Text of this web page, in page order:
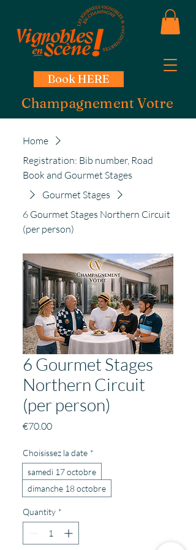
Book HERE
Champagnement Votre
Home
Registration: Bib number, Road
Book and Gourmet Stages
Gourmet Stages
6 Gourmet Stages Northern Circuit
(per person)
6 Gourmet Stages
Northern Circuit
(per person)
€70.00Price
Choisissez la date *
samedi 17 octobre
dimanche 18 octobre
Quantity *